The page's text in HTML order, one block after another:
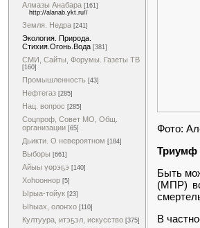
Алмазы Анабара [161]
http://alanab.ykt.ru//
Земля. Недра [241]
Экология. Природа.
Стихия.Огонь.Вода [381]
СМИ, Сайты, Форумы. Газеты ТВ
[160]
Промышленность [43]
Нефтегаз [285]
Нац. вопрос [285]
Соцпроф, Совет МО, Общ.
организации [65]
Дьикти. О невероятном [184]
Выборы [661]
Айыы үөрэҕэ [140]
Хоһооннор [5]
Ырыа-тойук [23]
Ыһыах, олоҥхо [110]
Култуура, итэҕэл, искусство [375]
Фото:
Триумф
Быть
(МПР)
В